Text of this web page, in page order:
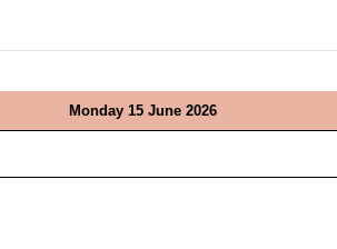
Monday 15 June 2026